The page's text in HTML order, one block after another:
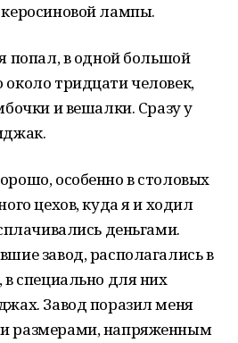
лампы.
попал, в одной большой
тридцати человек,
и вешалки. Сразу у
особенно в столовых
цехов, куда я и ходил
деньгами.
завод, располагались в
специально для них
Завод поразил меня
размерами, напряженным